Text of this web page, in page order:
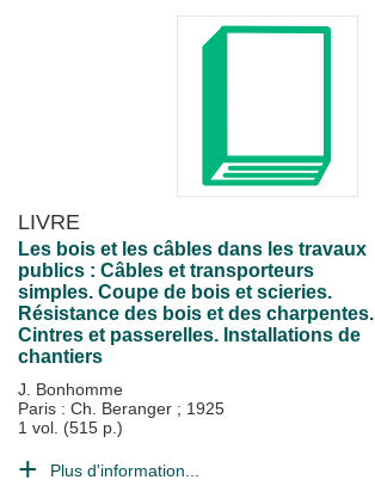
LIVRE
Les bois et les câbles dans les travaux
publics : Câbles et transporteurs
simples. Coupe de bois et scieries.
Résistance des bois et des charpentes.
Cintres et passerelles. Installations de
chantiers
J. Bonhomme
Paris : Ch. Beranger ; 1925
1 vol. (515 p.)
Plus d'information...